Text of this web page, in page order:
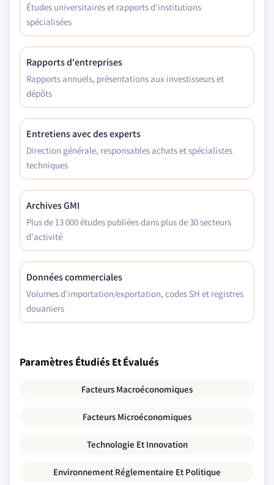
Études universitaires et rapports d'institutions
spécialisées
Rapports d'entreprises
Rapports annuels, présentations aux investisseurs et
dépôts
Entretiens avec des experts
Direction générale, responsables achats et spécialistes
techniques
Archives GMI
Plus de 13 000 études publiées dans plus de 30 secteurs
d'activité
Données commerciales
Volumes d'importation/exportation, codes SH et registres
douaniers
Paramètres Étudiés Et Évalués
Facteurs Macroéconomiques
Facteurs Microéconomiques
Technologie Et Innovation
Environnement Réglementaire Et Politique